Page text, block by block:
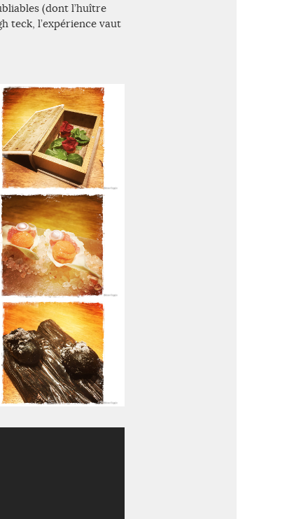
(dont l’huître
teck, l’expérience vaut